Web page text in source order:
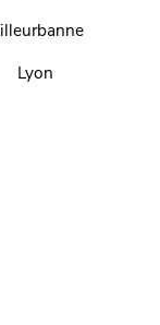
Lyon